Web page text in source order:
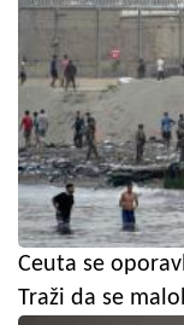
Ceuta se
Traži da se